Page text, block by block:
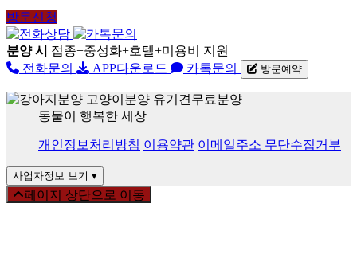
방문신청
분양 시
접종+중성화+호텔+미용비 지원
전화문의
APP다운로드 카톡문의 방문예약
동물이 행복한 세상
개인정보처리방침 이용약관 이메일주소 무단수집거부
사업자정보 보기 ▾
페이지 상단으로 이동